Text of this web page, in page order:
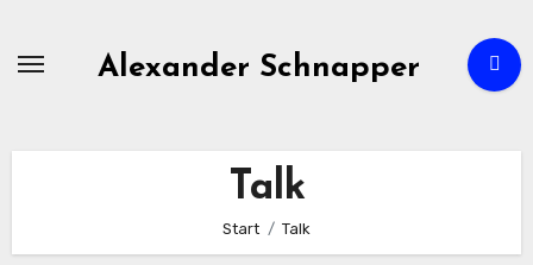
Alexander Schnapper
Talk
Start Talk